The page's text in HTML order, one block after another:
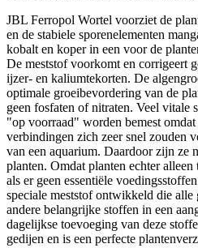
JBL Ferropol Wortel voorziet de
en de stabiele sporenelementen
kobalt en koper in een voor de
De meststof voorkomt en corrigeert
ijzer- en kaliumtekorten. De
optimale groeibevordering van de
geen fosfaten of nitraten. Veel vitale
"op voorraad" worden bemest
verbindingen zich zeer snel zouden
van een aquarium. Daardoor zijn ze
planten. Omdat planten echter
als er geen essentiële
speciale meststof ontwikkeld die alle
andere belangrijke stoffen in een
dagelijkse toevoeging van deze
gedijen en is een perfecte